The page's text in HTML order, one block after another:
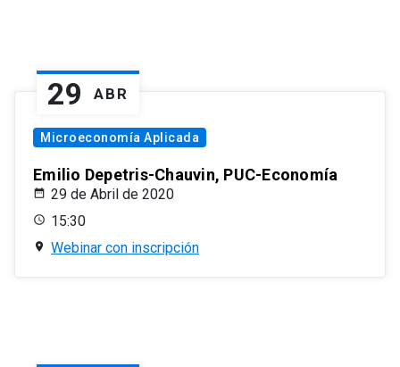
29 ABR
Microeconomía Aplicada
Emilio Depetris-Chauvin, PUC-Economía
29 de Abril de 2020
15:30
Webinar con inscripción